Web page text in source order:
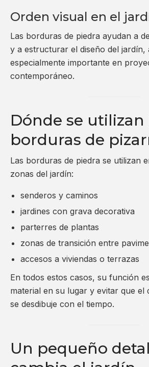
Orden visual en el
Las borduras de piedra ayudan a
y a estructurar el diseño del jardín,
especialmente importante en
contemporáneo.
Dónde se utilizan
borduras de
Las borduras de piedra se utilizan
zonas del jardín:
senderos y caminos
jardines con grava decorativa
parterres de plantas
zonas de transición entre
accesos a viviendas o terrazas
En todos estos casos, su función
material en su lugar y evitar que el
se desdibuje con el tiempo.
Un pequeño